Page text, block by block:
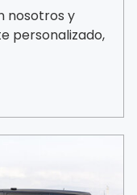
nosotros y
personalizado,